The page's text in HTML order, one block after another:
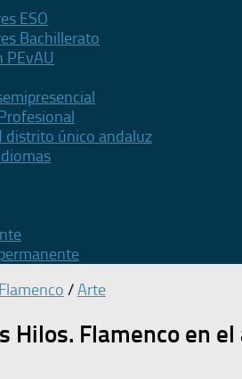
ESO
Bachillerato
PEvAU
distrito único andaluz
/Arte
Hilos. Flamenco en